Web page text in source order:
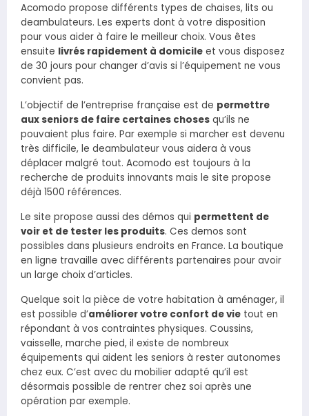
Acomodo propose différents types de chaises, lits ou
deambulateurs. Les experts dont à votre disposition
pour vous aider à faire le meilleur choix. Vous êtes
ensuite livrés rapidement à domicile et vous disposez
de 30 jours pour changer d’avis si l’équipement ne vous
convient pas.
L’objectif de l’entreprise française est de permettre
aux seniors de faire certaines choses qu’ils ne
pouvaient plus faire. Par exemple si marcher est devenu
très difficile, le deambulateur vous aidera à vous
déplacer malgré tout. Acomodo est toujours à la
recherche de produits innovants mais le site propose
déjà 1500 références.
Le site propose aussi des démos qui permettent de
voir et de tester les produits. Ces demos sont
possibles dans plusieurs endroits en France. La boutique
en ligne travaille avec différents partenaires pour avoir
un large choix d’articles.
Quelque soit la pièce de votre habitation à aménager, il
est possible d’améliorer votre confort de vie tout en
répondant à vos contraintes physiques. Coussins,
vaisselle, marche pied, il existe de nombreux
équipements qui aident les seniors à rester autonomes
chez eux. C’est avec du mobilier adapté qu’il est
désormais possible de rentrer chez soi après une
opération par exemple.